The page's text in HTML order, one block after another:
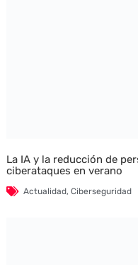
La IA y la reducción de
ciberataques en verano
Actualidad, Ciberseguridad